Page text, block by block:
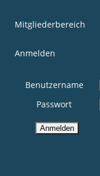
Mitgliederbereich
Anmelden
Benutzername
Passwort